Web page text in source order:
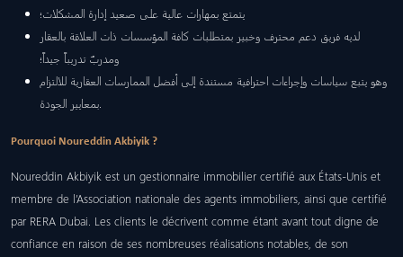
يتمتع بمهارات عالية على صعيد إدارة المشكلات؛
لديه فريق دعم محترف وخبير بمتطلبات كافة المؤسسات ذات العلاقة بالعقار
ومدربٌ تدريباً جيداً؛
وهو يتبع سياسات وإجراءات احترافية مستندة إلى أفضل الممارسات العقارية للالتزام
بمعايير الجودة.
Pourquoi Noureddin Akbiyik ?
Noureddin Akbiyik est un gestionnaire immobilier certifié aux États-Unis et
membre de l’Association nationale des agents immobiliers, ainsi que certifié
par RERA Dubai. Les clients le décrivent comme étant avant tout digne de
confiance en raison de ses nombreuses réalisations notables, de son